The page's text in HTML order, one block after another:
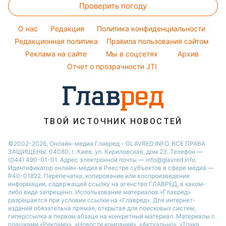
Виталий Козловский
Потап
София Ротару
Ольга Сумская
Новости Житомира
Новости Сум
Новости Одессы
Новости Черкассы
Новости Ровно
Праздничное меню
Народные приметы
Все о шоу-бизнесе
Магнитные бури
Погода на сегодня
Погода на завтра
Пылевая буря
Проверить погоду
O нас Редакция
Политика конфиденциальности
Редакционная политика
Правила пользования сайтом
Реклама на сайте
Мы в соцсетях
Архив
Отчет о прозрачности JTI
ТВОЙ ИСТОЧНИК НОВОСТЕЙ
©2002-2026, Онлайн-медиа Главред - GLAVRED.INFO. ВСЕ ПРАВА
ЗАЩИЩЕНЫ. 04080, г. Киев, ул. Кириловская, дом 23. Телефон —
(044) 490-01-01. Адрес электронной почты — info@glavred.info.
Идентификатор онлайн-медиа в Реестре cубъектов в сфере медиа —
R40-01822. Перепечатка, копирование или воспроизведение
информации, содержащей ссылку на агенство ГЛАВРЕД, в каком-
либо виде запрещено. Использование материалов «Главред»
разрешается при условии ссылки на «Главред». Для интернет-
изданий обязательна прямая, открытая для поисковых систем,
гиперссылка в первом абзаце на конкретный материал. Материалы с
плашками «Реклама», «Новости компаний», «Актуально», «Точка